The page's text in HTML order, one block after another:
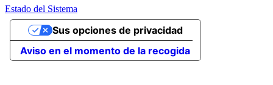
Estado del Sistema
Aviso en el momento de la recogida
Sus opciones de privacidad